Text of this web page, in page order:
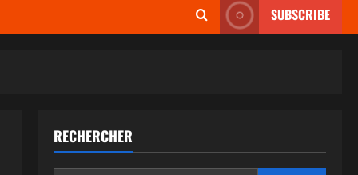
SUBSCRIBE
RECHERCHER